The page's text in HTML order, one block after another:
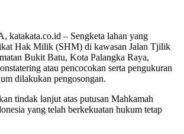
– Sengketa lahan yang
Hak Milik (SHM) di kawasan Jalan Tjilik
Bukit Batu, Kota Palangka Raya,
atau pencocokan serta pengukuran
dilakukan pengosongan.
tindak lanjut atas putusan Mahkamah
yang telah berkekuatan hukum tetap